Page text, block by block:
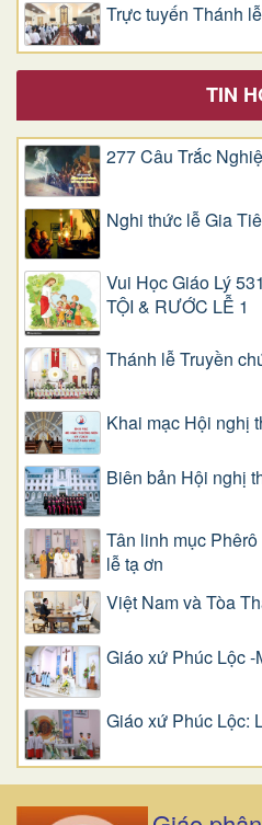
Trực tuyến Thánh
TIN
277 Câu Trắc
Nghi thức lễ Gia
Vui Học Giáo Lý
TỘI & RƯỚC LỄ 1
Thánh lễ Truyền
Khai mạc Hội nghị
Biên bản Hội nghị
Tân linh mục
lễ tạ ơn
Việt Nam và Tòa
Giáo xứ Phúc Lộc
Giáo xứ Phúc Lộc: